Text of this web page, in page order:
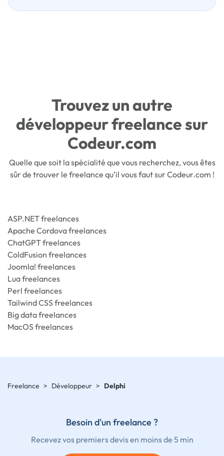
Trouvez un autre
développeur freelance sur
Codeur.com
Quelle que soit la spécialité que vous recherchez, vous êtes
sûr de trouver le freelance qu’il vous faut sur Codeur.com !
ASP.NET freelances
Apache Cordova freelances
ChatGPT freelances
ColdFusion freelances
Joomla! freelances
Lua freelances
Perl freelances
Tailwind CSS freelances
Big data freelances
MacOS freelances
Freelance > Développeur > Delphi
Besoin d'un freelance ?
Recevez vos premiers devis en moins de 5 min